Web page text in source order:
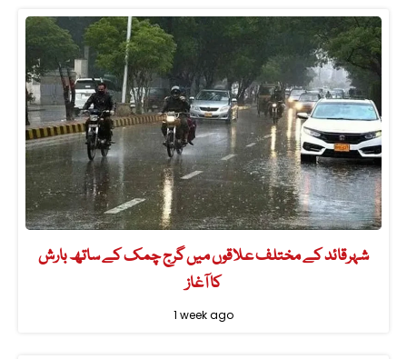
شہرقائد کے مختلف علاقوں میں گرج چمک کے ساتھ بارش
کا آغاز
1 week ago